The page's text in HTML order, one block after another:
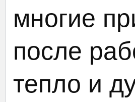
многие
после
тепло и